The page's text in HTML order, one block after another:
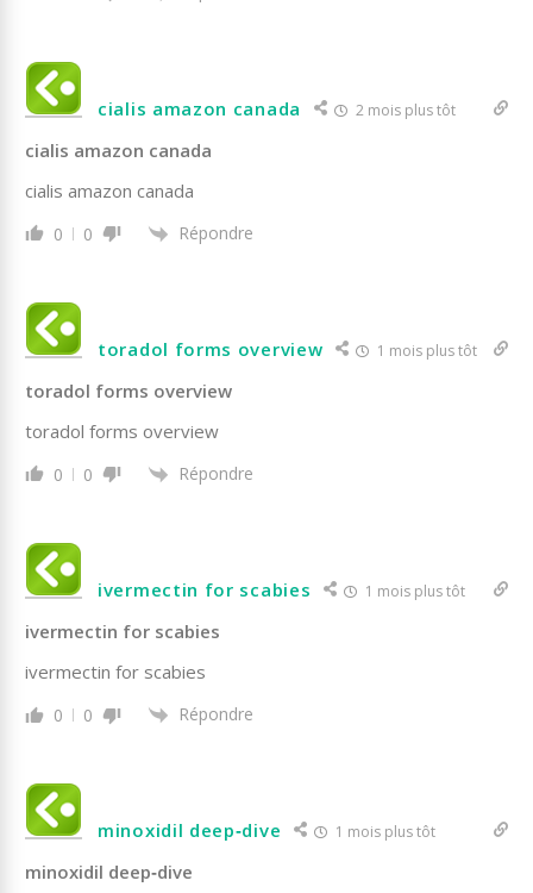
cialis amazon canada 2 mois plus tôt
cialis amazon canada
cialis amazon canada
0 0 Répondre
toradol forms overview 1 mois plus tôt
toradol forms overview
toradol forms overview
0 0 Répondre
ivermectin for scabies 1 mois plus tôt
ivermectin for scabies
ivermectin for scabies
0 0 Répondre
minoxidil deep‑dive 1 mois plus tôt
minoxidil deep‑dive